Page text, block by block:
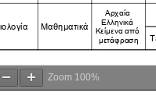
Zoom 100%